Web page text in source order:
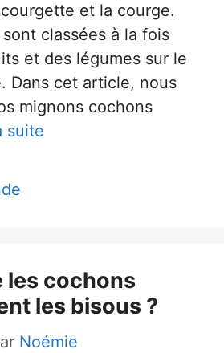
et la courge.
classées à la fois
et des légumes sur le
Dans cet article, nous
mignons cochons
suite
les cochons
les bisous ?
Noémie